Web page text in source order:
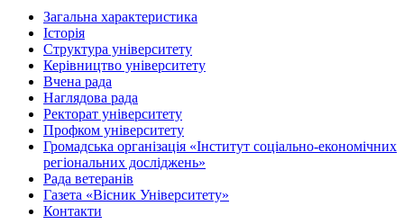
Загальна характеристика
Історія
Структура університету
Керівництво університету
Вчена рада
Наглядова рада
Ректорат університету
Профком університету
Громадська організація «Інститут соціально-економічних
регіональних досліджень»
Рада ветеранів
Газета «Вісник Університету»
Контакти